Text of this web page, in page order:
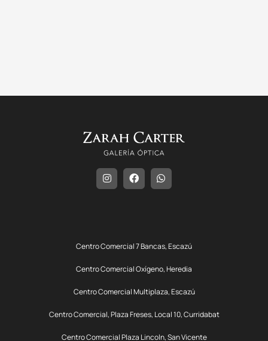
Centro Comercial 7 Bancas, Escazú
Centro Comercial Oxígeno, Heredia
Centro Comercial Multiplaza, Escazú
Centro Comercial, Plaza Freses, Local 10, Curridabat
Centro Comercial Plaza Lincoln, San Vicente